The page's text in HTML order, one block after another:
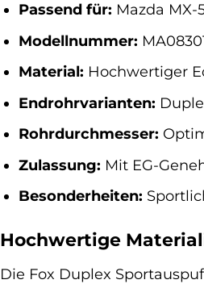
Passend für: Mazda MX-
Modellnummer:
Material: Hochwertiger
Endrohrvarianten:
Rohrdurchmesser:
Zulassung: Mit EG-
Besonderheiten:
Hochwertige
Die Fox Duplex